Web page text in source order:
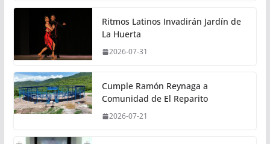
Ritmos Latinos Invadirán Jardín de
La Huerta
2026-07-31
Cumple Ramón Reynaga a
Comunidad de El Reparito
2026-07-21